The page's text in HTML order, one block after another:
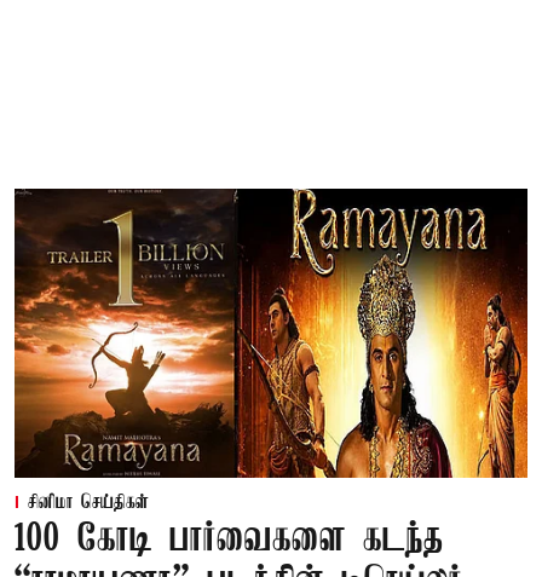
சினிமா செய்திகள்
100 கோடி பார்வைகளை கடந்த